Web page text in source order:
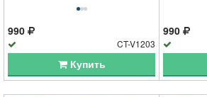
990
CT-V1203
Купить
990